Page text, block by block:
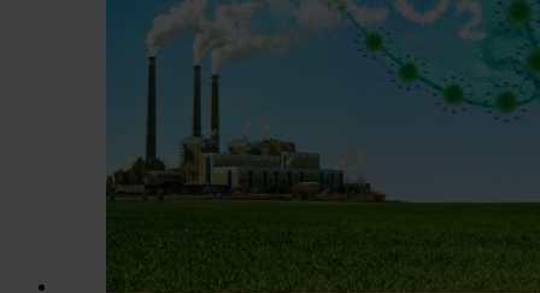
Las cookies de este sitio web se usan para personalizar el
y los anuncios, ofrecer funciones de redes sociales y
tráfico. Además, compartimos información sobre el uso que
sitio web con nuestros partners de redes sociales,
análisis web, quienes pueden combinarla con otra
haya proporcionado o que hayan recopilado a partir del uso
hecho de sus servicios.